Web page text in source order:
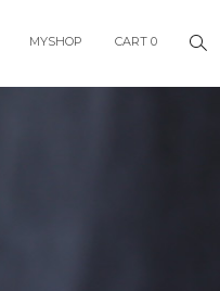
MYSHOP CART 0